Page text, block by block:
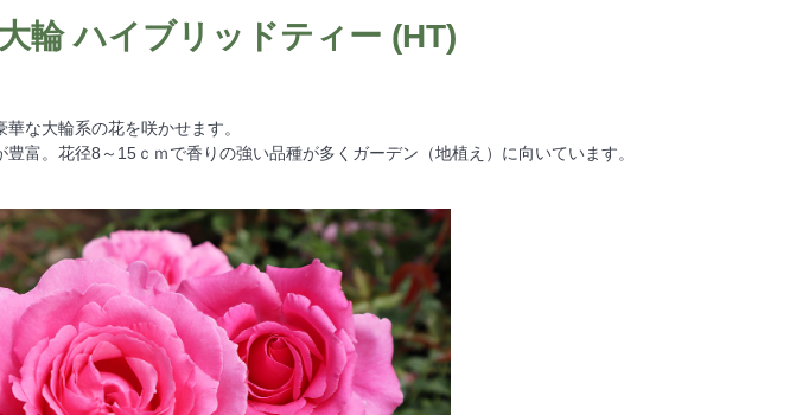
輪 ハイブリッドティー (HT)
な大輪系の花を咲かせます。
富。花径8～15ｃｍで香りの強い品種が多くガーデン（地植え）に向いています。